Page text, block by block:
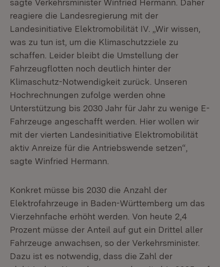
sagte Verkehrsminister Winfried Hermann. Daher
reagiere die Landesregierung mit der
Landesinitiative Elektromobilität IV. „Wir wissen,
was zu tun ist, um die Klimaschutzziele zu
schaffen. Leider bleibt die Umstellung der
Fahrzeugflotten noch deutlich hinter der
Klimaschutz-Notwendigkeit zurück. Unseren
Hochrechnungen zufolge werden ohne
Unterstützung bis 2030 Jahr für Jahr zu wenige E-
Fahrzeuge angeschafft werden. Hier wollen wir
mit der vierten Landesinitiative Elektromobilität
aktiv Anreize für die Antriebswende setzen“,
sagte Winfried Hermann.
Konkret müsse bis 2030 die Anzahl der
Elektrofahrzeuge in Baden-Württemberg um das
Vierzehnfache erhöht werden. Von heute 2,4
Prozent müsse der Anteil auf gut ein Drittel aller
Fahrzeuge anwachsen, so der Verkehrsminister.
Dazu ist es notwendig, dass die Zahl der